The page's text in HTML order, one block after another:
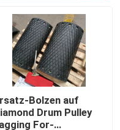
Bolzen auf
Drum Pulley
For-